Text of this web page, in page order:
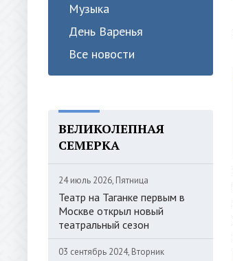
Музыка
День Варенья
Все новости
ВЕЛИКОЛЕПНАЯ
СЕМЕРКА
24 июль 2026, Пятница
Театр на Таганке первым в
Москве открыл новый
театральный сезон
03 сентябрь 2024, Вторник